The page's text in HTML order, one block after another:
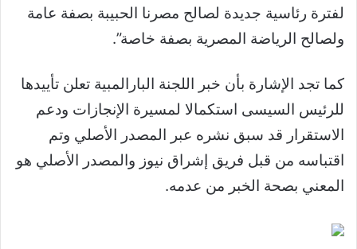
لفترة رئاسية جديدة لصالح مصرنا الحبيبة بصفة عامة
ولصالح الرياضة المصرية بصفة خاصة”.
كما تجد الإشارة بأن خبر اللجنة البارالمبية تعلن تأييدها
للرئيس السيسى استكمالا لمسيرة الإنجازات ودعم
الاستقرار قد سبق نشره عبر المصدر الأصلي وتم
اقتباسه من قبل فريق إشراق نيوز والمصدر الأصلي هو
المعني بصحة الخبر من عدمه.